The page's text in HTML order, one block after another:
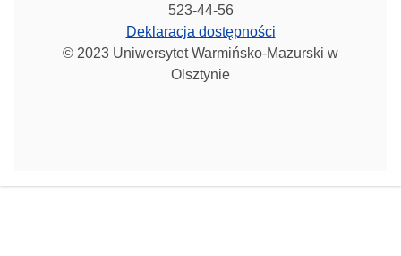
523-44-56
Deklaracja dostępności
© 2023 Uniwersytet Warmińsko-Mazurski w
Olsztynie